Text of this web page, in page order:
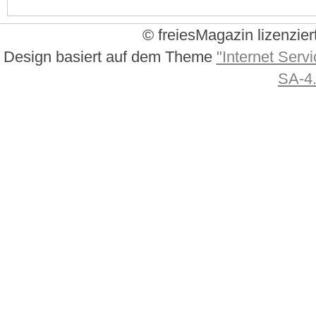
© freiesMagazin
Design basiert auf dem Theme "Internet
SA-